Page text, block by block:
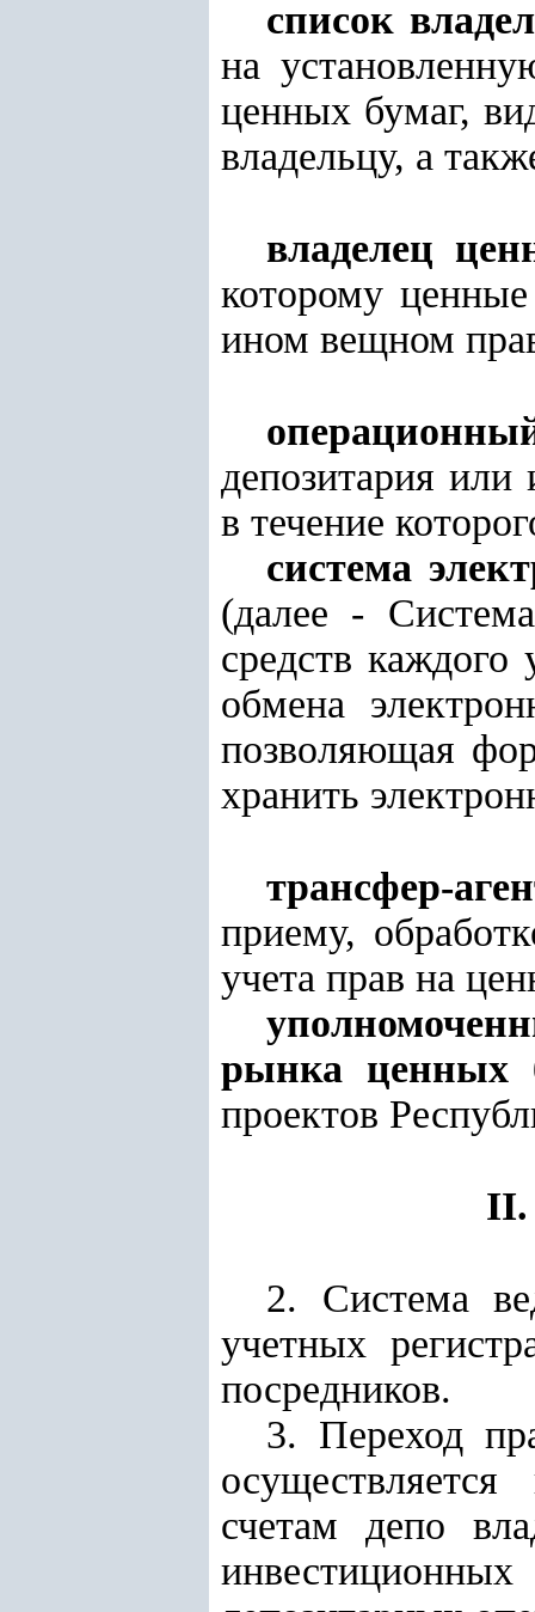
список
на
ценных бумаг,
владельцу, а
владелец
которому
ином вещном
депозитария или
в течение
система
(далее -
средств
обмена
позволяющая
хранить
трансфер-
приему,
учета прав на
рынка ценных
проектов
2. Система
учетных
посредников.
3. Переход
счетам депо